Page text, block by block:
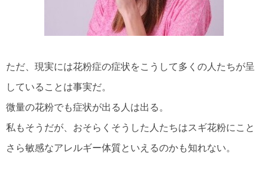
ただ、現実には花粉症の症状をこうして多くの人たちが呈
していることは事実だ。
微量の花粉でも症状が出る人は出る。
私もそうだが、おそらくそうした人たちはスギ花粉にこと
さら敏感なアレルギー体質といえるのかも知れない。